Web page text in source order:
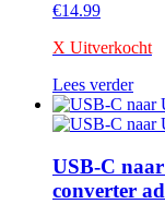
€14.99
X Uitverkocht
Lees verder
USB-C
converter